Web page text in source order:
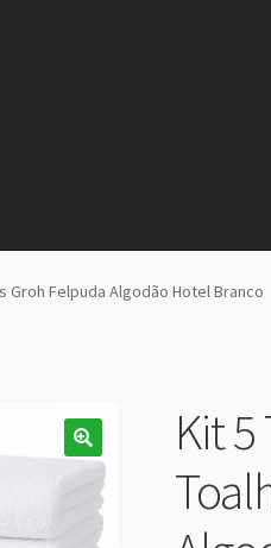
Groh Felpuda Algodão Hotel Branco
Kit